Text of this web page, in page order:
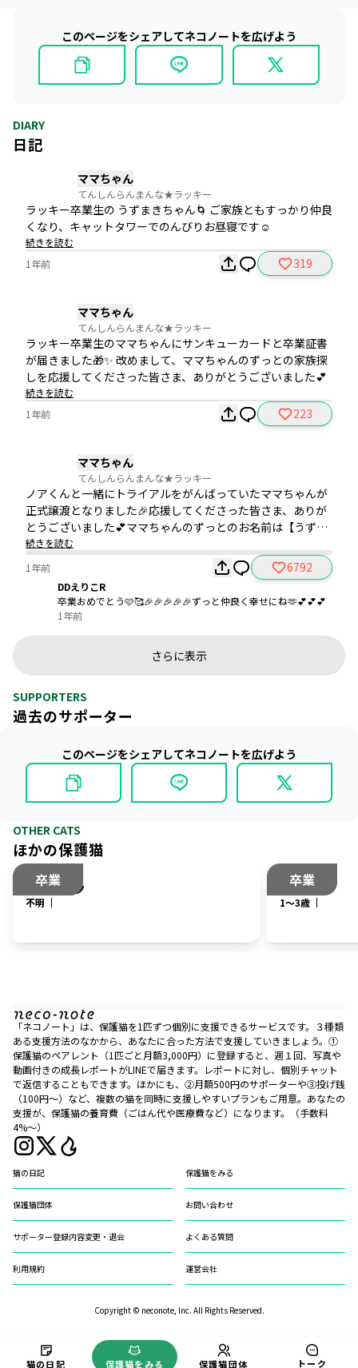
このページをシェアしてネコノートを広げよう
DIARY
日記
ママちゃん
てんしんらんまんな★ラッキー
ラッキー卒業生の うずまきちゃん🌀 ご家族ともすっかり仲良
くなり、キャットタワーでのんびりお昼寝です☺️
続きを読む
1年前
319
ママちゃん
てんしんらんまんな★ラッキー
ラッキー卒業生のママちゃんにサンキューカードと卒業証書
が届きました🎁✨ 改めまして、ママちゃんのずっとの家族探
しを応援してくださった皆さま、ありがとうございました💕
続きを読む
1年前
223
ママちゃん
てんしんらんまんな★ラッキー
ノアくんと一緒にトライアルをがんばっていたママちゃんが
正式譲渡となりました🎉応援してくださった皆さま、ありが
とうございました💕ママちゃんのずっとのお名前は【うずま
き】ちゃん♪ノアくんと先住さんといつまでも仲良く幸せに
ね🍀卒業おめでとう✨
続きを読む
1年前
6792
DDえりこR
卒業おめでとう🩷🥰🎉🎉🎉🎉🎉ずっと仲良く幸せにね🫶💕💕💕
1年前
さらに表示
SUPPORTERS
過去のサポーター
このページをシェアしてネコノートを広げよう
OTHER CATS
ほかの保護猫
卒業
カステラ
不明
卒業
ベル
1〜3歳
「ネコノート」は、保護猫を1匹ずつ個別に支援できるサービスです。３種類
ある支援方法のなかから、あなたに合った方法で支援していきましょう。①
保護猫のペアレント（1匹ごと月額3,000円）に登録すると、週１回、写真や
動画付きの成長レポートがLINEで届きます。レポートに対し、個別チャット
で返信することもできます。ほかにも、②月額500円のサポーターや③投げ銭
（100円〜）など、複数の猫を同時に支援しやすいプランもご用意。あなたの
支援が、保護猫の養育費（ごはん代や医療費など）になります。（手数料
4%〜）
猫の日記 保護猫をみる
保護猫団体 お問い合わせ
サポーター登録内容変更・退会 よくある質問
利用規約 運営会社
Copyright © neconote, Inc. All Rights Reserved.
猫の日記 保護猫をみる 保護猫団体 トーク